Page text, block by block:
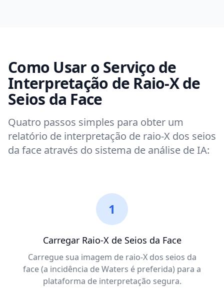
Como Usar o Serviço de
Interpretação de Raio-X de
Seios da Face
Quatro passos simples para obter um
relatório de interpretação de raio-X dos seios
da face através do sistema de análise de IA:
1
Carregar Raio-X de Seios da Face
Carregue sua imagem de raio-X dos seios da
face (a incidência de Waters é preferida) para a
plataforma de interpretação segura.